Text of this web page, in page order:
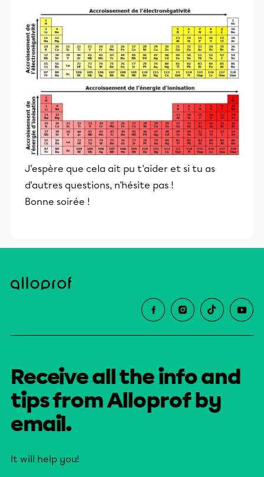
J'espère que cela ait pu t'aider et si tu as
d'autres questions, n'hésite pas !
Bonne soirée !
Receive all the info and
tips from Alloprof by
email.
It will help you!